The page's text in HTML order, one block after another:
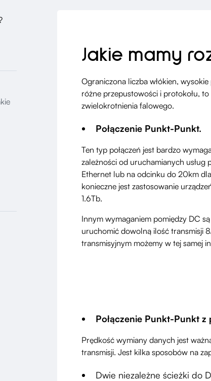
Jakie mamy
Ograniczona liczba włókien,
różne przepustowości i protokołu,
zwielokrotnienia falowego.
Połączenie Punkt-Punkt.
Ten typ połączeń jest bardzo
zależności od uruchamianych usług
Ethernet lub na odcinku do 20km
konieczne jest zastosowanie
1.6Tb.
Innym wymaganiem pomiędzy DC
uruchomić dowolną ilość transmisji
transmisyjnym możemy w tej samej
Połączenie Punkt-Punkt z
Prędkość wymiany danych jest
transmisji. Jest kilka sposobów na
Dwie niezależne ścieżki do